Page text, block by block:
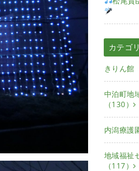
カテゴ
きりん館
中泊町地
（130）
内潟療護
地域福祉
（117）